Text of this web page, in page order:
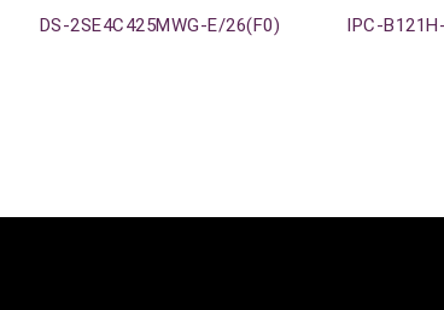
DS-2SE4C425MWG-E/26(F0) IPC-